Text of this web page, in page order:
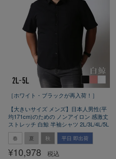
［ホワイト・ブラックが再入荷！］
【大きいサイズ メンズ】日本人男性(平
均171cm)のための ノンアイロン 感激丈
ストレッチ 白鯨 半袖シャツ 2L/3L/4L/5L
春 夏 秋 平日 即出荷
¥10,978 税込